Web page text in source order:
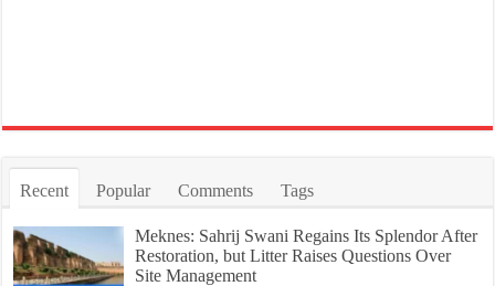
Recent Popular Comments Tags
Meknes: Sahrij Swani Regains Its Splendor After
Restoration, but Litter Raises Questions Over
Site Management